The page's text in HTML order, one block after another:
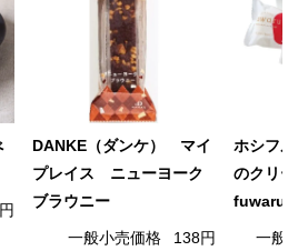
DANKE（ダンケ） マイ
プレイス ニューヨーク
ブラウニー
一般小売価格 138円
ホシフ
のクリ
fuwaru
一般